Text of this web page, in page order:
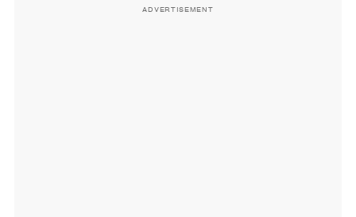
ADVERTISEMENT